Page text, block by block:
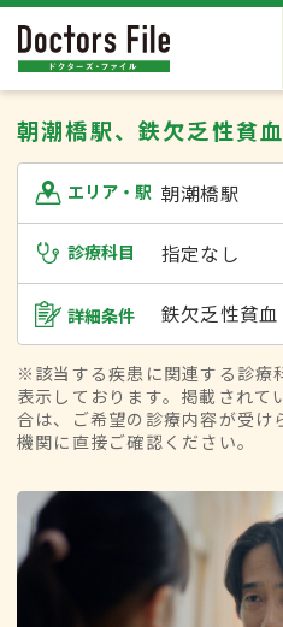
朝潮橋駅、鉄欠乏性貧血
エリア・駅 朝潮橋駅
診療科目 指定なし
詳細条件 鉄欠乏性貧血
※該当する疾患に関連する診療
表示しております。掲載されて
合は、ご希望の診療内容が受け
機関に直接ご確認ください。